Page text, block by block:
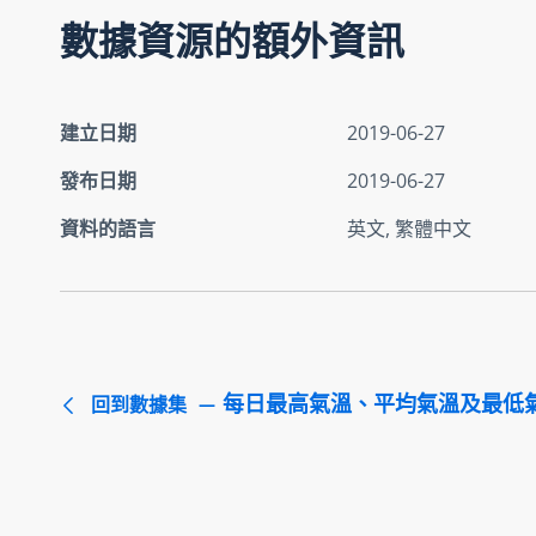
數據資源的額外資訊
建立日期
2019-06-27
發布日期
2019-06-27
資料的語言
英文, 繁體中文
回到數據集 每日最高氣溫、平均氣溫及最低